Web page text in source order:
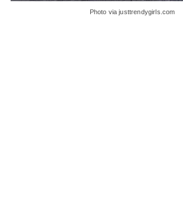
Photo via justtrendygirls.com